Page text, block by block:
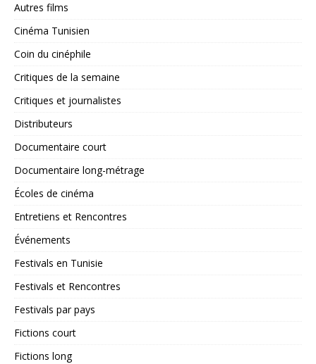
Autres films
Cinéma Tunisien
Coin du cinéphile
Critiques de la semaine
Critiques et journalistes
Distributeurs
Documentaire court
Documentaire long-métrage
Écoles de cinéma
Entretiens et Rencontres
Événements
Festivals en Tunisie
Festivals et Rencontres
Festivals par pays
Fictions court
Fictions long